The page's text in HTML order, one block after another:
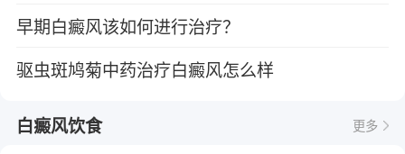
早期白癜风该如何进行治疗？
驱虫斑鸠菊中药治疗白癜风怎么样
白癜风饮食 更多